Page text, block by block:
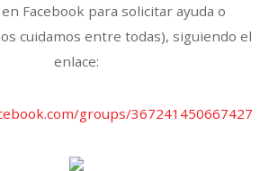
Facebook para solicitar ayuda o
cuidamos entre todas), siguiendo el
enlace:
groups/367241450667427